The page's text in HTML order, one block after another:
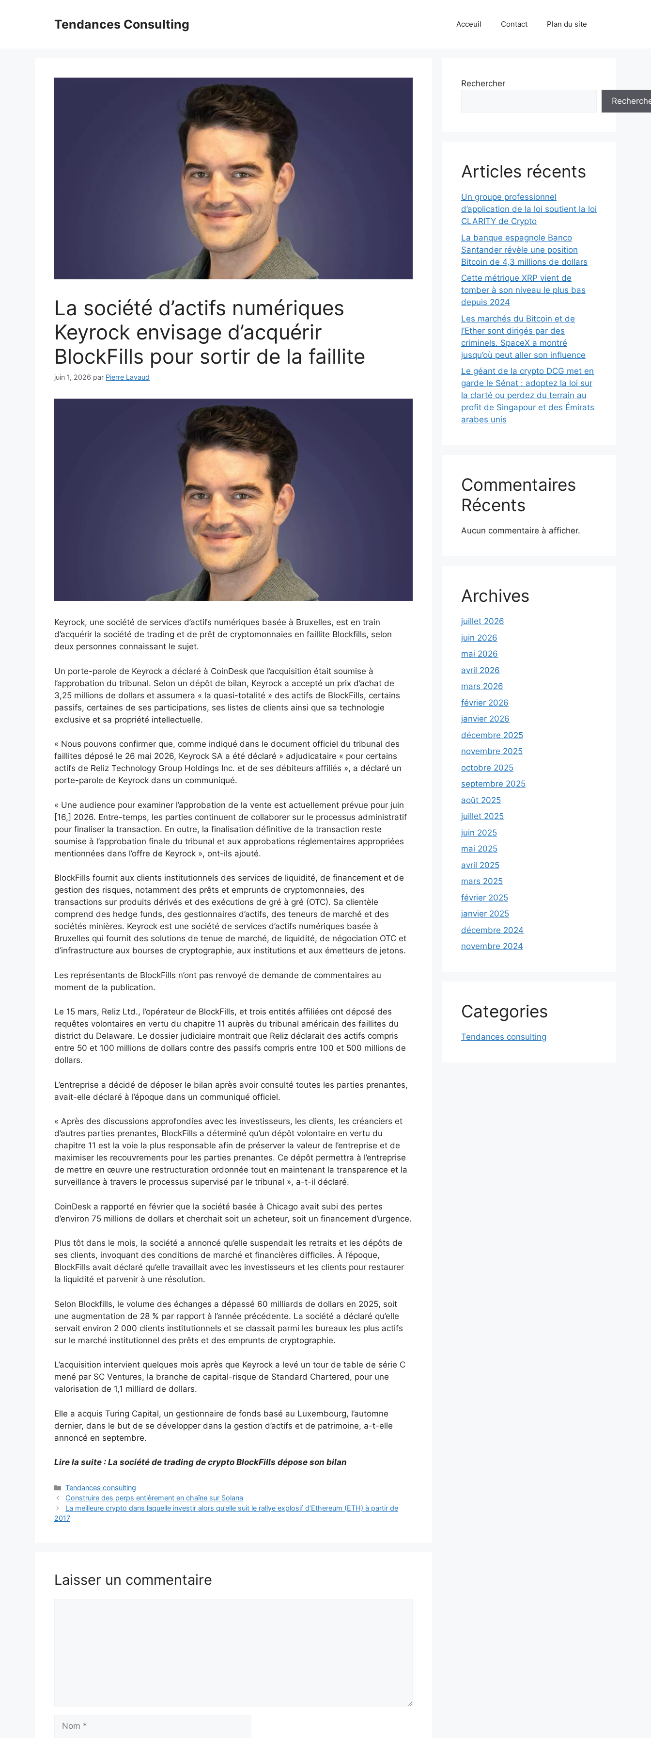
Tendances Consulting Acceuil Contact Plan du site
La société d’actifs numériques
Keyrock envisage d’acquérir
BlockFills pour sortir de la faillite
juin 1, 2026 par Pierre Lavaud
Keyrock, une société de services d’actifs numériques basée à Bruxelles, est en train
d’acquérir la société de trading et de prêt de cryptomonnaies en faillite Blockfills, selon
deux personnes connaissant le sujet.
Un porte-parole de Keyrock a déclaré à CoinDesk que l’acquisition était soumise à
l’approbation du tribunal. Selon un dépôt de bilan, Keyrock a accepté un prix d’achat de
3,25 millions de dollars et assumera « la quasi-totalité » des actifs de BlockFills, certains
passifs, certaines de ses participations, ses listes de clients ainsi que sa technologie
exclusive et sa propriété intellectuelle.
« Nous pouvons confirmer que, comme indiqué dans le document officiel du tribunal des
faillites déposé le 26 mai 2026, Keyrock SA a été déclaré » adjudicataire « pour certains
actifs de Reliz Technology Group Holdings Inc. et de ses débiteurs affiliés », a déclaré un
porte-parole de Keyrock dans un communiqué.
« Une audience pour examiner l’approbation de la vente est actuellement prévue pour juin
[16,] 2026. Entre-temps, les parties continuent de collaborer sur le processus administratif
pour finaliser la transaction. En outre, la finalisation définitive de la transaction reste
soumise à l’approbation finale du tribunal et aux approbations réglementaires appropriées
mentionnées dans l’offre de Keyrock », ont-ils ajouté.
BlockFills fournit aux clients institutionnels des services de liquidité, de financement et de
gestion des risques, notamment des prêts et emprunts de cryptomonnaies, des
transactions sur produits dérivés et des exécutions de gré à gré (OTC). Sa clientèle
comprend des hedge funds, des gestionnaires d’actifs, des teneurs de marché et des
sociétés minières. Keyrock est une société de services d’actifs numériques basée à
Bruxelles qui fournit des solutions de tenue de marché, de liquidité, de négociation OTC et
d’infrastructure aux bourses de cryptographie, aux institutions et aux émetteurs de jetons.
Les représentants de BlockFills n’ont pas renvoyé de demande de commentaires au
moment de la publication.
Le 15 mars, Reliz Ltd., l’opérateur de BlockFills, et trois entités affiliées ont déposé des
requêtes volontaires en vertu du chapitre 11 auprès du tribunal américain des faillites du
district du Delaware. Le dossier judiciaire montrait que Reliz déclarait des actifs compris
entre 50 et 100 millions de dollars contre des passifs compris entre 100 et 500 millions de
dollars.
L’entreprise a décidé de déposer le bilan après avoir consulté toutes les parties prenantes,
avait-elle déclaré à l’époque dans un communiqué officiel.
« Après des discussions approfondies avec les investisseurs, les clients, les créanciers et
d’autres parties prenantes, BlockFills a déterminé qu’un dépôt volontaire en vertu du
chapitre 11 est la voie la plus responsable afin de préserver la valeur de l’entreprise et de
maximiser les recouvrements pour les parties prenantes. Ce dépôt permettra à l’entreprise
de mettre en œuvre une restructuration ordonnée tout en maintenant la transparence et la
surveillance à travers le processus supervisé par le tribunal », a-t-il déclaré.
CoinDesk a rapporté en février que la société basée à Chicago avait subi des pertes
d’environ 75 millions de dollars et cherchait soit un acheteur, soit un financement d’urgence.
Plus tôt dans le mois, la société a annoncé qu’elle suspendait les retraits et les dépôts de
ses clients, invoquant des conditions de marché et financières difficiles. À l’époque,
BlockFills avait déclaré qu’elle travaillait avec les investisseurs et les clients pour restaurer
la liquidité et parvenir à une résolution.
Selon Blockfills, le volume des échanges a dépassé 60 milliards de dollars en 2025, soit
une augmentation de 28 % par rapport à l’année précédente. La société a déclaré qu’elle
servait environ 2 000 clients institutionnels et se classait parmi les bureaux les plus actifs
sur le marché institutionnel des prêts et des emprunts de cryptographie.
L’acquisition intervient quelques mois après que Keyrock a levé un tour de table de série C
mené par SC Ventures, la branche de capital-risque de Standard Chartered, pour une
valorisation de 1,1 milliard de dollars.
Elle a acquis Turing Capital, un gestionnaire de fonds basé au Luxembourg, l’automne
dernier, dans le but de se développer dans la gestion d’actifs et de patrimoine, a-t-elle
annoncé en septembre.
Lire la suite : La société de trading de crypto BlockFills dépose son bilan
Catégories
Tendances consulting
Construire des perps entièrement en chaîne sur Solana
La meilleure crypto dans laquelle investir alors qu’elle suit le rallye explosif d’Ethereum (ETH) à partir de
2017
Laisser un commentaire
Nom
Rechercher
Articles récents
Un groupe professionnel
d’application de la loi soutient la loi
CLARITY de Crypto
La banque espagnole Banco
Santander révèle une position
Bitcoin de 4,3 millions de dollars
Cette métrique XRP vient de
tomber à son niveau le plus bas
depuis 2024
Les marchés du Bitcoin et de
l’Ether sont dirigés par des
criminels. SpaceX a montré
jusqu’où peut aller son influence
Le géant de la crypto DCG met en
garde le Sénat : adoptez la loi sur
la clarté ou perdez du terrain au
profit de Singapour et des Émirats
arabes unis
Commentaires
Récents
Aucun commentaire à afficher.
Archives
juillet 2026
juin 2026
mai 2026
avril 2026
mars 2026
février 2026
janvier 2026
décembre 2025
novembre 2025
octobre 2025
septembre 2025
août 2025
juillet 2025
juin 2025
mai 2025
avril 2025
mars 2025
février 2025
janvier 2025
décembre 2024
novembre 2024
Categories
Tendances consulting